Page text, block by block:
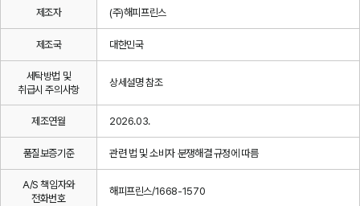
제조자 (주)해피프린스
제조국 대한민국
세탁방법 및
취급시 주의사항
상세설명 참조
제조연월 2026.03.
품질보증기준 관련 법 및 소비자 분쟁해결 규정에 따름
A/S 책임자와
전화번호
해피프린스/1668-1570